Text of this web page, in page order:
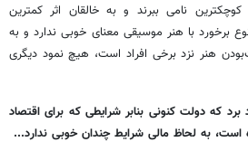
کوچکترین نامی ببرند و به خالقان اثر کمترین
برخورد با هنر موسیقی معنای خوبی ندارد و به
هنر نزد برخی افراد است، هیچ نمود دیگری
برد که دولت کنونی بنابر شرایطی که برای اقتصاد
به لحاظ مالی شرایط چندان خوبی ندارد...